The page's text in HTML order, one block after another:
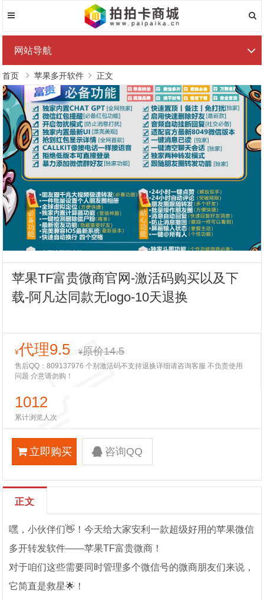
网站导航
首页 苹果多开软件 正文
苹果TF富贵微商官网-激活码购买以及下
载-阿凡达同款无logo-10天退换
¥代理9.5 ¥原价14.5
售后QQ：809137976 个别激活码不支持退换详细请咨询客服 不负责使用
问题 介意请勿购！
1012
累计浏览人次
立即购买 咨询QQ
正文
嘿，小伙伴们👋！今天给大家安利一款超级好用的苹果微信
多开转发软件——苹果TF富贵微商！
对于咱们这些需要同时管理多个微信号的微商朋友们来说，
它简直是救星🌟！